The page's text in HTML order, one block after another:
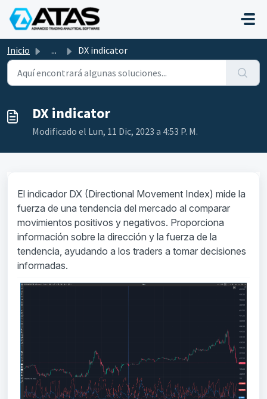
Saltar al contenido principal
Inicio ... DX indicator
DX indicator
Modificado el Lun, 11 Dic, 2023 a 4:53 P. M.
El indicador DX (Directional Movement Index) mide la
fuerza de una tendencia del mercado al comparar
movimientos positivos y negativos. Proporciona
información sobre la dirección y la fuerza de la
tendencia, ayudando a los traders a tomar decisiones
informadas.